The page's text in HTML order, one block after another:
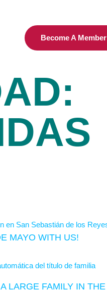
Become A Member
MAYO WITH US!
LARGE FAMILY IN THE